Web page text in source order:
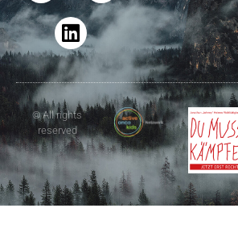
© All rights
reserved